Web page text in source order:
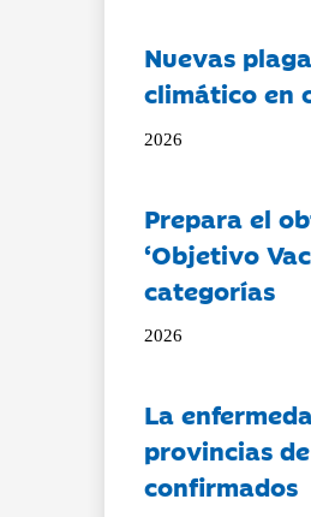
Nuevas
climático en
2026
Prepara el
‘Objetivo
categorías
2026
La
provincias
confirmados